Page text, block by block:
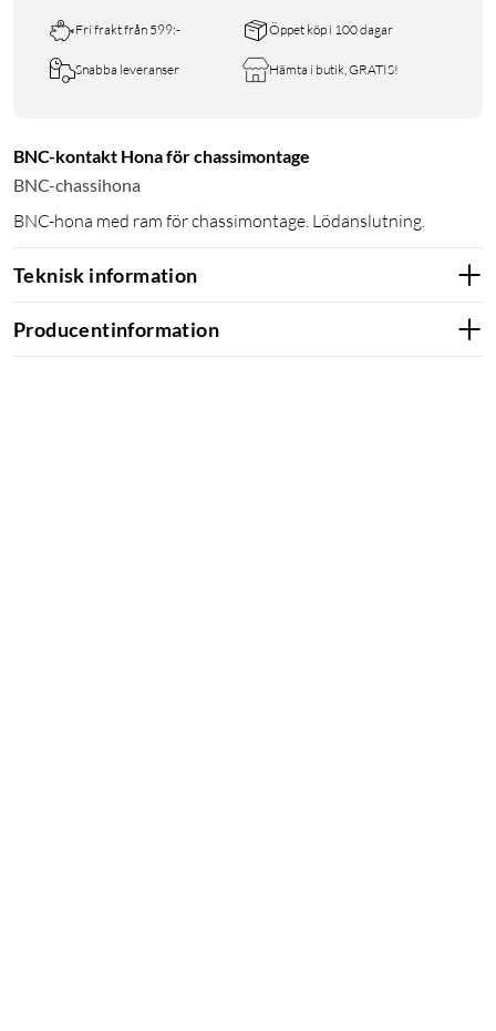
Fri frakt från 599:- Öppet köp i 100 dagar
Snabba leveranser Hämta i butik, GRATIS!
BNC-kontakt Hona för chassimontage
BNC-chassihona
BNC-hona med ram för chassimontage. Lödanslutning.
Teknisk information
Producentinformation